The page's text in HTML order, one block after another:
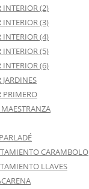
INTERIOR (2)
INTERIOR (3)
INTERIOR (4)
INTERIOR (5)
INTERIOR (6)
JARDINES
PRIMERO
CARAMBOLO
LLAVES